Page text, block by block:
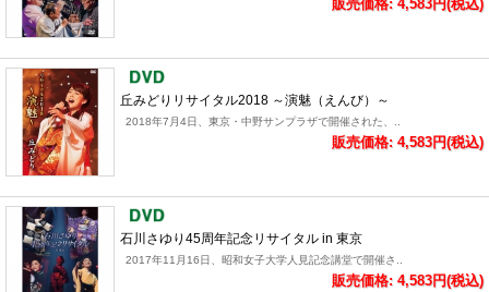
販売価格: 4,583円(税込)
丘みどりリサイタル2018 ～演魅（えんび）～
2018年7月4日、東京・中野サンプラザで開催された、..
販売価格: 4,583円(税込)
石川さゆり45周年記念リサイタル in 東京
2017年11月16日、昭和女子大学人見記念講堂で開催さ..
販売価格: 4,583円(税込)